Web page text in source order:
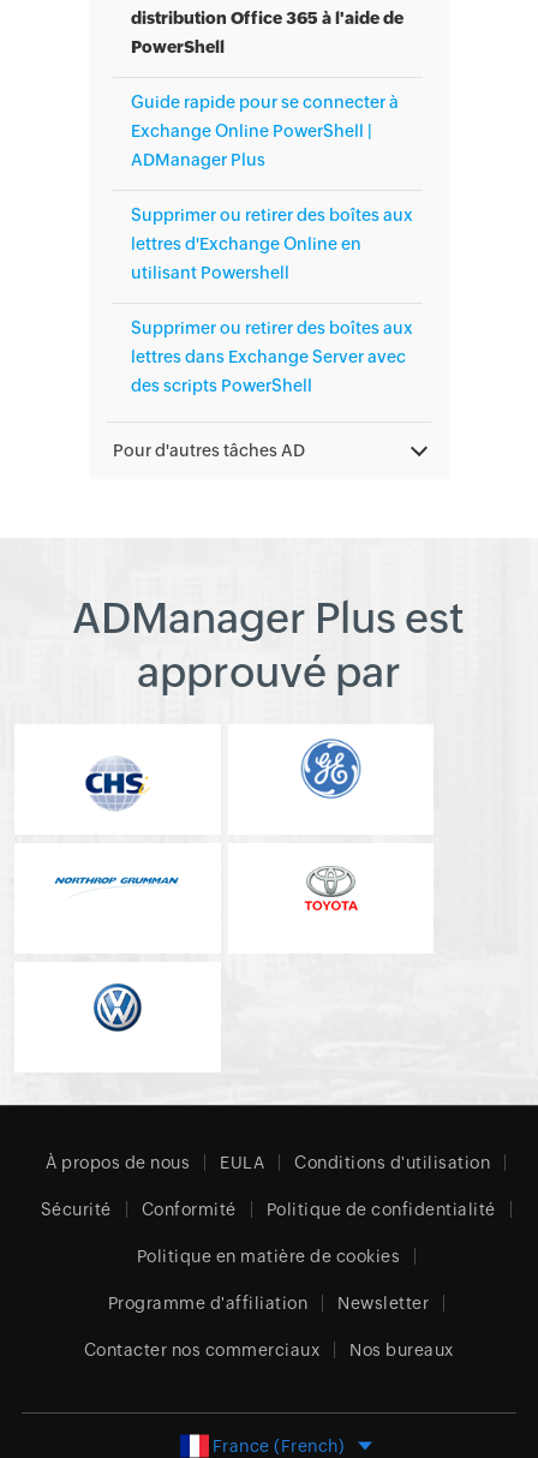
distribution Office 365 à l'aide de
PowerShell
Guide rapide pour se connecter à
Exchange Online PowerShell |
ADManager Plus
Supprimer ou retirer des boîtes aux
lettres d'Exchange Online en
utilisant Powershell
Supprimer ou retirer des boîtes aux
lettres dans Exchange Server avec
des scripts PowerShell
Pour d'autres tâches AD
ADManager Plus est
approuvé par
À propos de nous EULA Conditions d'utilisation
Sécurité Conformité Politique de confidentialité
Politique en matière de cookies
Programme d'affiliation Newsletter
Contacter nos commerciaux Nos bureaux
France (French)